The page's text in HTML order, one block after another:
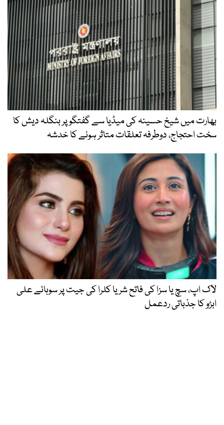
بھارت میں شیخ حسینہ کی میڈیا سے گفتگو پر بنگلہ دیش کا
سخت احتجاج، دوطرفہ تعلقات متاثر ہونے کا خدشہ
لاک اپ، سچ یا سزا کی فاتح شریا کلرا کی جیت پر سوہائے علی
ابڑو کا جذباتی ردعمل